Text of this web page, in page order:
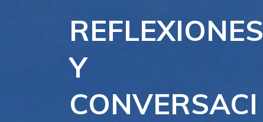
REFLEXIONES
Y
CONVERSACI